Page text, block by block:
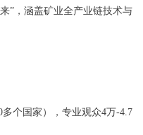
”，涵盖矿业全产业链技术与
个国家），专业观众4万-4.7